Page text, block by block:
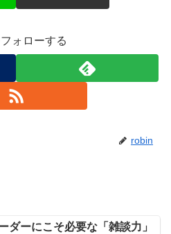
ォローする
robin
ダーにこそ必要な「雑談力」